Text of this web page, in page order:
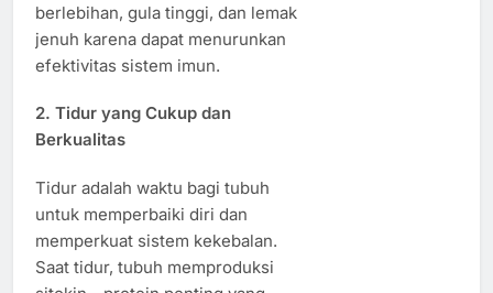
berlebihan, gula tinggi, dan lemak
jenuh karena dapat menurunkan
efektivitas sistem imun.
2. Tidur yang Cukup dan
Berkualitas
Tidur adalah waktu bagi tubuh
untuk memperbaiki diri dan
memperkuat sistem kekebalan.
Saat tidur, tubuh memproduksi